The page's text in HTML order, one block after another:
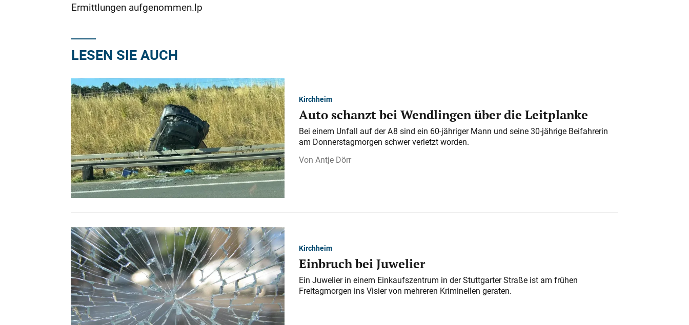
Ermittlungen aufgenommen.lp
LESEN SIE AUCH
Kirchheim
Auto schanzt bei Wendlingen über die Leitplanke
Bei einem Unfall auf der A 8 sind ein 60-jähriger Mann und seine 30-jährige Beifahrerin
am Donnerstagmorgen schwer verletzt worden.
Antje Dörr
Kirchheim
Einbruch bei Juwelier
Ein Juwelier in einem Einkaufszentrum in der Stuttgarter Straße ist am frühen
Freitagmorgen ins Visier von mehreren Kriminellen geraten.